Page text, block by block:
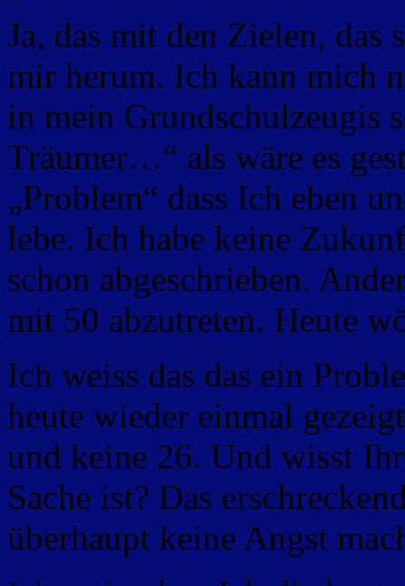
Ja, das mit den Zielen, das
mir herum. Ich kann mich
in mein Grundschulzeugis
Träumer…“ als wäre es
„Problem“ dass Ich eben
lebe. Ich habe keine
schon abgeschrieben.
mit 50 abzutreten. Heute
Ich weiss das das ein
heute wieder einmal
und keine 26. Und wisst
Sache ist? Das
überhaupt keine Angst